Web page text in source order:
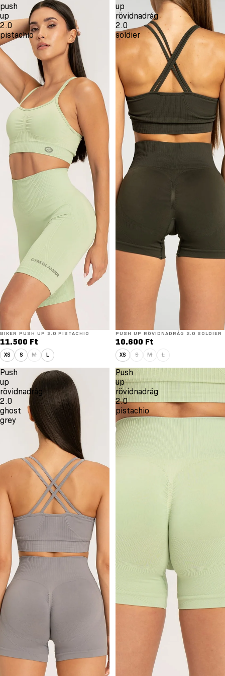
push
up
2.0
pistachio
BIKER PUSH UP 2.0 PISTACHIO
11.500 Ft
XS S M L
up
rövidnadrág
2.0
soldier
PUSH UP RÖVIDNADRÁG 2.0 SOLDIER
10.600 Ft
XS S M L
Push
up
rövidnadrág
2.0
ghost
grey
Push
up
rövidnadrág
2.0
pistachio